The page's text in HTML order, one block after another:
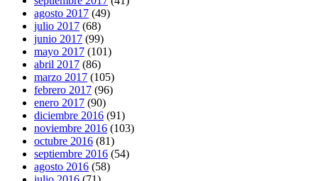
agosto 2017 (49)
julio 2017 (68)
junio 2017 (99)
mayo 2017 (101)
abril 2017 (86)
marzo 2017 (105)
febrero 2017 (96)
enero 2017 (90)
diciembre 2016 (91)
noviembre 2016 (103)
octubre 2016 (81)
septiembre 2016 (54)
agosto 2016 (58)